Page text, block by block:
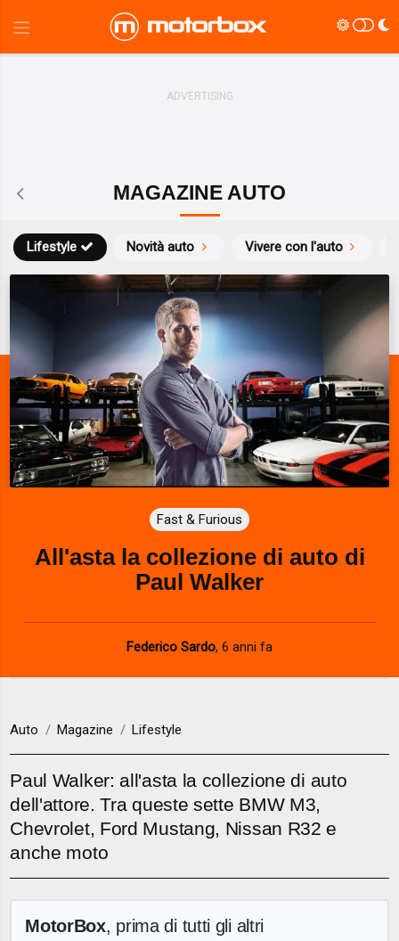
MAGAZINE AUTO
Novità auto Vivere con l'auto
Lifestyle
Fast & Furious
All'asta la collezione di auto di
Paul Walker
Federico Sardo, 6 anni fa
Auto Magazine Lifestyle
Paul Walker: all'asta la collezione di auto
dell'attore. Tra queste sette BMW M3,
Chevrolet, Ford Mustang, Nissan R32 e
anche moto
MotorBox, prima di tutti gli altri